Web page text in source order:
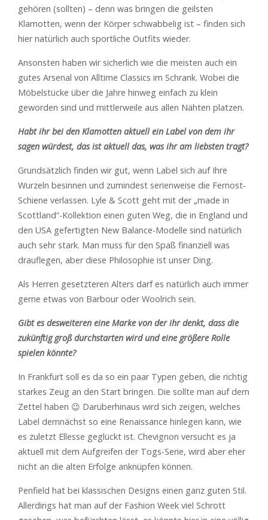
gehören (sollten) – denn was bringen die geilsten
Klamotten, wenn der Körper schwabbelig ist – finden sich
hier natürlich auch sportliche Outfits wieder.
Ansonsten haben wir sicherlich wie die meisten auch ein
gutes Arsenal von Alltime Classics im Schrank. Wobei die
Möbelstücke über die Jahre hinweg einfach zu klein
geworden sind und mittlerweile aus allen Nähten platzen.
Habt ihr bei den Klamotten aktuell ein Label von dem ihr
sagen würdest, das ist aktuell das, was ihr am liebsten tragt?
Grundsätzlich finden wir gut, wenn Label sich auf Ihre
Wurzeln besinnen und zumindest serienweise die Fernost-
Schiene verlassen. Lyle & Scott geht mit der „made in
Scottland“-Kollektion einen guten Weg, die in England und
den USA gefertigten New Balance-Modelle sind natürlich
auch sehr stark. Man muss für den Spaß finanziell was
drauflegen, aber diese Philosophie ist unser Ding.
Als Herren gesetzteren Alters darf es natürlich auch immer
gerne etwas von Barbour oder Woolrich sein.
Gibt es desweiteren eine Marke von der ihr denkt, dass die
zukünftig groß durchstarten wird und eine größere Rolle
spielen könnte?
In Frankfurt soll es da so ein paar Typen geben, die richtig
starkes Zeug an den Start bringen. Die sollte man auf dem
Zettel haben 😉 Darüberhinaus wird sich zeigen, welches
Label demnächst so eine Renaissance hinlegen kann, wie
es zuletzt Ellesse geglückt ist. Chevignon versucht es ja
aktuell mit dem Aufgreifen der Togs-Serie, wird aber eher
nicht an die alten Erfolge anknüpfen können.
Penfield hat bei klassischen Designs einen ganz guten Stil.
Allerdings hat man auf der Fashion Week viel Schrott